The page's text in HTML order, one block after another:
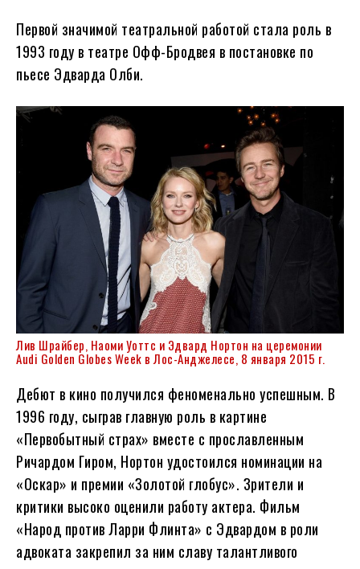
Первой значимой театральной работой стала роль в
1993 году в театре Офф-Бродвея в постановке по
пьесе Эдварда Олби.
Лив Шрайбер, Наоми Уоттс и Эдвард Нортон на церемонии
Audi Golden Globes Week в Лос-Анджелесе, 8 января 2015 г.
Дебют в кино получился феноменально успешным. В
1996 году, сыграв главную роль в картине
«Первобытный страх» вместе с прославленным
Ричардом Гиром, Нортон удостоился номинации на
«Оскар» и премии «Золотой глобус». Зрители и
критики высоко оценили работу актера. Фильм
«Народ против Ларри Флинта» с Эдвардом в роли
адвоката закрепил за ним славу талантливого